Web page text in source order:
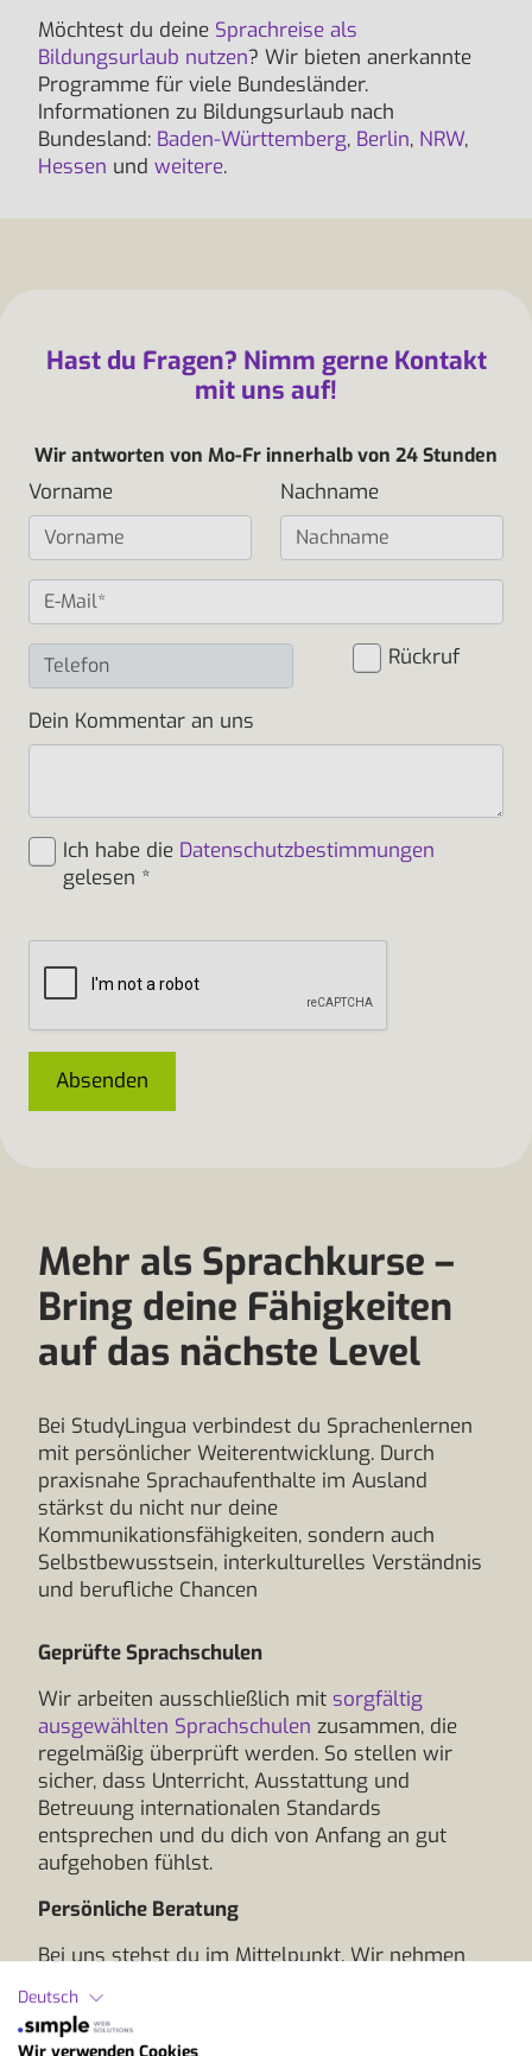
Möchtest du deine Sprachreise als
Bildungsurlaub nutzen? Wir bieten anerkannte
Programme für viele Bundesländer.
Informationen zu Bildungsurlaub nach
Bundesland: Baden-Württemberg, Berlin, NRW,
Hessen und weitere.
Hast du Fragen? Nimm gerne Kontakt
mit uns auf!
Wir antworten von Mo-Fr innerhalb von 24 Stunden
Vorname Nachname
Rückruf
Dein Kommentar an uns
Ich habe die Datenschutzbestimmungen
gelesen *
Absenden
Mehr als Sprachkurse –
Bring deine Fähigkeiten
auf das nächste Level
Bei StudyLingua verbindest du Sprachenlernen
mit persönlicher Weiterentwicklung. Durch
praxisnahe Sprachaufenthalte im Ausland
stärkst du nicht nur deine
Kommunikationsfähigkeiten, sondern auch
Selbstbewusstsein, interkulturelles Verständnis
und berufliche Chancen
Geprüfte Sprachschulen
Wir arbeiten ausschließlich mit sorgfältig
ausgewählten Sprachschulen zusammen, die
regelmäßig überprüft werden. So stellen wir
sicher, dass Unterricht, Ausstattung und
Betreuung internationalen Standards
entsprechen und du dich von Anfang an gut
aufgehoben fühlst.
Persönliche Beratung
Bei uns stehst du im Mittelpunkt. Wir nehmen
uns Zeit für deine Fragen, Wünsche und Ziele.
Gemeinsam finden wir den Sprachaufenthalt, der
genau zu dir passt und dir die besten
Deutsch